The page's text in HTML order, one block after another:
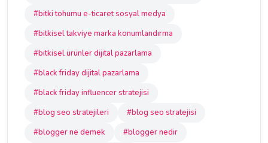
#bitki tohumu e-ticaret sosyal medya
#bitkisel takviye marka konumlandırma
#bitkisel ürünler dijital pazarlama
#black friday dijital pazarlama
#black friday influencer stratejisi
#blog seo stratejileri
#blog seo stratejisi
#blogger ne demek
#blogger nedir